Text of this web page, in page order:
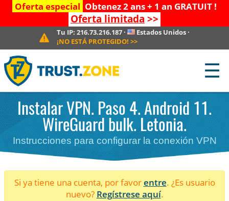
Oferta especial Obtenez 2 ans + 1 an GRATUIT !
Oferta limitada >>
Tu IP: 216.73.216.187· Estados Unidos ·
¡NO ESTÁ PROTEGIDO! >>
☰
Instalar VPN. Paso 4. Android 11.
WireGuard bulk. Letonia.
Instrucciones para configurar la conexión VPN
Si ya tiene una cuenta, por favorentre. ¿Es usuario
nuevo? Regístrese aquí.